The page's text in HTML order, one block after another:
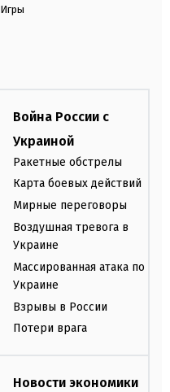
Игры
Война России с
Украиной
Ракетные обстрелы
Карта боевых действий
Мирные переговоры
Воздушная тревога в
Украине
Массированная атака по
Украине
Взрывы в России
Потери врага
Новости экономики